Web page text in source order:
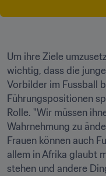
Um ihre Ziele
wichtig, dass die
Vorbilder im Fussball
Führungspositionen
Rolle. "Wir müssen
Wahrnehmung zu
Frauen können auch
allem in Afrika glaubt
stehen und andere